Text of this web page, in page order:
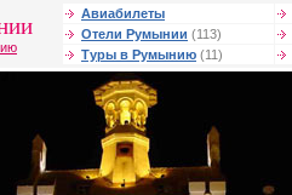
Авиабилеты
Отели Румынии (113)
Туры в Румынию (11)